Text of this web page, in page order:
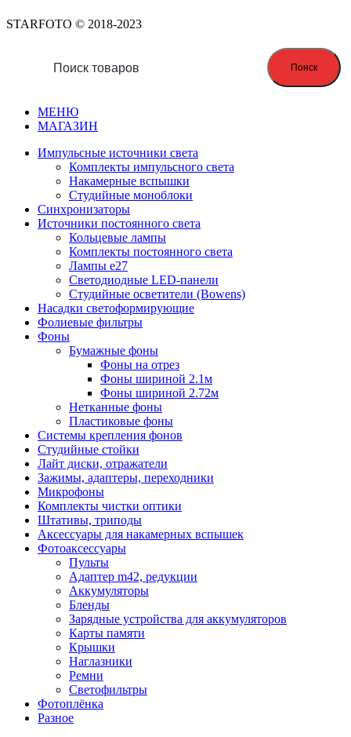
STARFOTO © 2018-2023
Поиск
МЕНЮ
МАГАЗИН
Импульсные источники света
Комплекты импульсного света
Накамерные вспышки
Студийные моноблоки
Синхронизаторы
Источники постоянного света
Кольцевые лампы
Комплекты постоянного света
Лампы e27
Светодиодные LED-панели
Студийные осветители (Bowens)
Насадки светоформирующие
Фолиевые фильтры
Фоны
Бумажные фоны
Фоны на отрез
Фоны шириной 2.1м
Фоны шириной 2.72м
Нетканные фоны
Пластиковые фоны
Системы крепления фонов
Студийные стойки
Лайт диски, отражатели
Зажимы, адаптеры, переходники
Микрофоны
Комплекты чистки оптики
Штативы, триподы
Аксессуары для накамерных вспышек
Фотоаксессуары
Пульты
Адаптер m42, редукции
Аккумуляторы
Бленды
Зарядные устройства для аккумуляторов
Карты памяти
Крышки
Наглазники
Ремни
Светофильтры
Фотоплёнка
Разное